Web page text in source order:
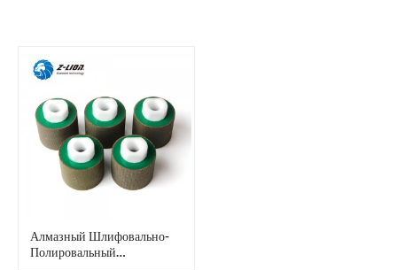
Алмазный Шлифовально-
Полировальный